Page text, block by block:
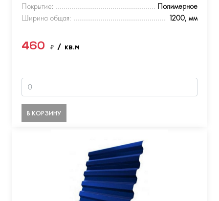
Покрытие:
Полимерное
Ширина общая:
1200, мм
460 ₽ / кв.м
В КОРЗИНУ